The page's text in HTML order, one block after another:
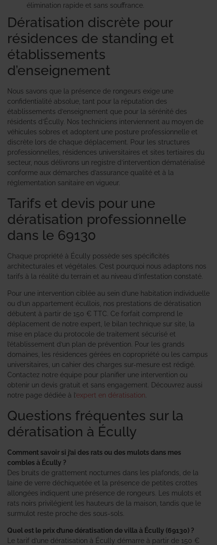
élimination rapide et sans souffrance.
Dératisation discrète pour
résidences de standing et
établissements
d’enseignement
Nous savons que la présence de rongeurs exige une
confidentialité absolue, tant pour la réputation des
établissements d’enseignement que pour la sérénité des
résidents d’Écully. Nos techniciens interviennent au moyen de
véhicules sobres et adoptent une posture professionnelle et
discrète lors de chaque déplacement. Pour les structures
professionnelles, résidences universitaires et sites tertiaires du
secteur, nous délivrons un registre d’intervention dématérialisé
conforme aux démarches d’assurance qualité et à la
réglementation sanitaire en vigueur.
Tarifs et devis pour une
dératisation professionnelle
dans le 69130
Chaque propriété à Écully possède ses spécificités
architecturales et végétales. C’est pourquoi nous adaptons nos
tarifs à la réalité du terrain et au niveau d’infestation constaté.
Pour une intervention ciblée au sein d’une habitation individuelle
ou d’un appartement écullois, nos prestations de dératisation
débutent à partir de 150 € TTC. Ce forfait comprend le
déplacement de notre expert, le bilan technique sur site, la
mise en place du protocole de traitement sécurisé et
l’établissement d’un plan de prévention. Pour les grands
domaines, les résidences gérées en copropriété ou les campus
universitaires, un cahier des charges sur-mesure est rédigé.
Contactez notre équipe pour planifier une intervention ou
obtenir un devis gratuit et sans engagement. Découvrez aussi
notre page dédiée à l’expert en dératisation
Questions fréquentes sur la
dératisation à Écully
Comment savoir si j’ai des rats ou des mulots dans mes
combles à Écully ?
Des bruits de grattement nocturnes dans les plafonds, de la
laine de verre déchiquetée et la présence de petites crottes
allongées indiquent une présence de rongeurs. Les mulots et
rats noirs privilégient les hauteurs de la maison, tandis que le
surmulot reste proche des sous-sols.
Quel est le prix d’une dératisation de villa à Écully (69130) ?
Le tarif d’une dératisation à Écully démarre à partir de 150 €